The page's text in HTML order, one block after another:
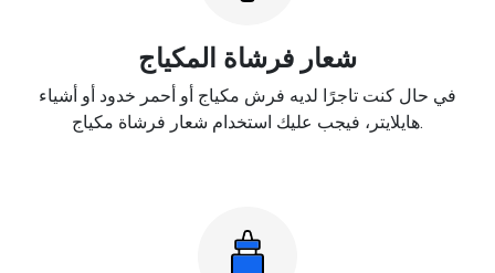
شعار فرشاة المكياج
في حال كنت تاجرًا لديه فرش مكياج أو أحمر خدود أو أشياء
هايلايتر، فيجب عليك استخدام شعار فرشاة مكياج.